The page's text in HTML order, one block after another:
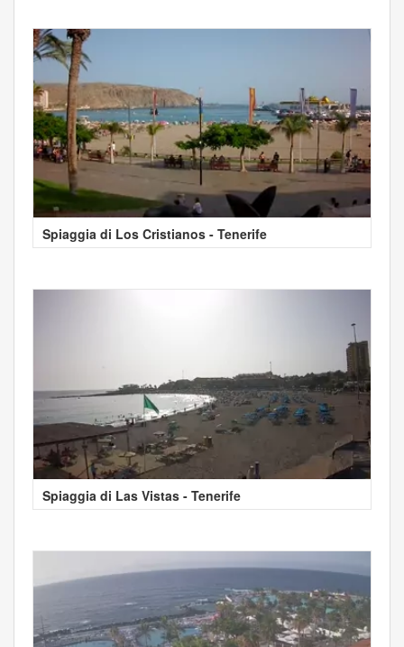
Spiaggia di Los Cristianos - Tenerife
Spiaggia di Las Vistas - Tenerife